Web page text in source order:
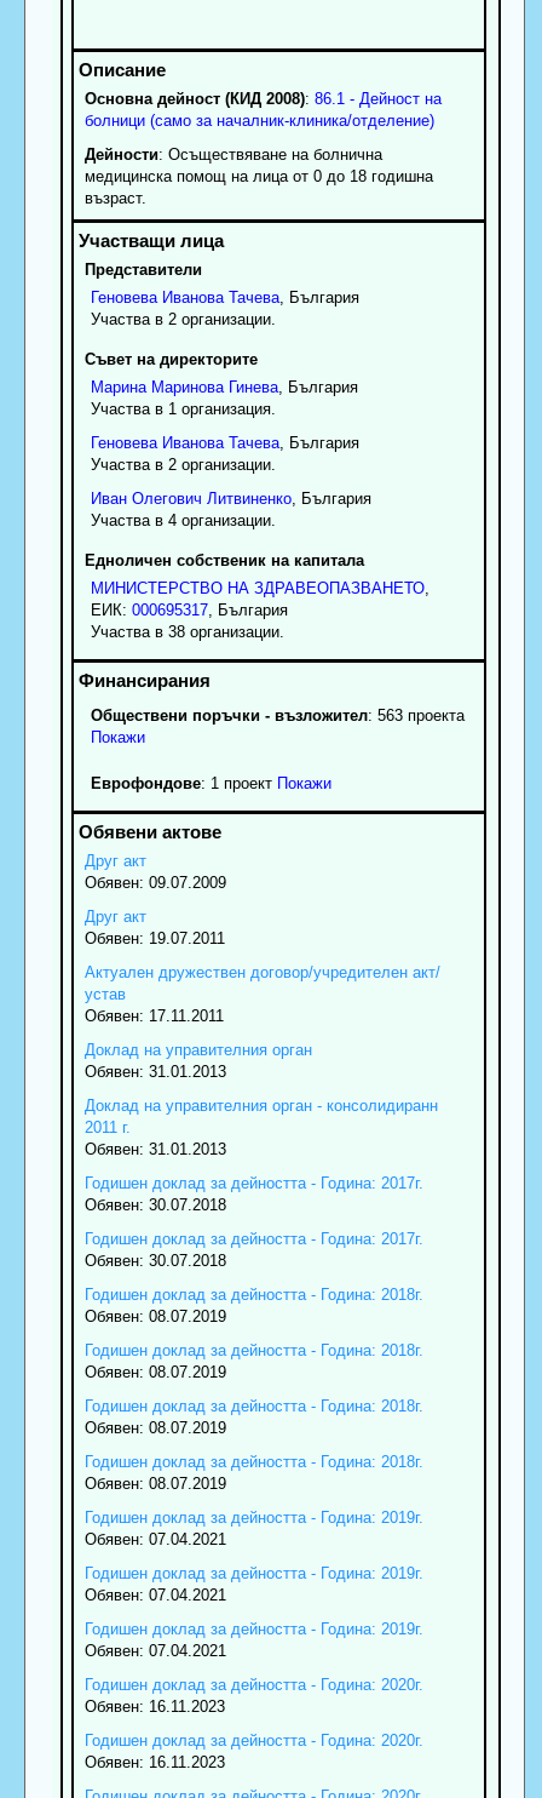
Основна дейност (КИД 2008): 86.1 - Дейност на
болници (само за началник-клиника/отделение)
Дейности: Осъществяване на болнична
медицинска помощ на лица от 0 до 18 годишна
възраст.
Представители
Геновева Иванова Тачева, България
Участва в 2 организации.
Съвет на директорите
Марина Маринова Гинева, България
Участва в 1 организация.
Геновева Иванова Тачева, България
Участва в 2 организации.
Иван Олегович Литвиненко, България
Участва в 4 организации.
Едноличен собственик на капитала
МИНИСТЕРСТВО НА ЗДРАВЕОПАЗВАНЕТО,
ЕИК: 000695317, България
Участва в 38 организации.
Обществени поръчки - възложител: 563 проекта
Покажи
Еврофондове: 1 проект Покажи
Друг акт
Обявен: 09.07.2009
Друг акт
Обявен: 19.07.2011
Актуален дружествен договор/учредителен акт/
устав
Обявен: 17.11.2011
Доклад на управителния орган
Обявен: 31.01.2013
Доклад на управителния орган - консолидиранн
2011 г.
Обявен: 31.01.2013
Годишен доклад за дейността - Година: 2017г.
Обявен: 30.07.2018
Годишен доклад за дейността - Година: 2017г.
Обявен: 30.07.2018
Годишен доклад за дейността - Година: 2018г.
Обявен: 08.07.2019
Годишен доклад за дейността - Година: 2018г.
Обявен: 08.07.2019
Годишен доклад за дейността - Година: 2018г.
Обявен: 08.07.2019
Годишен доклад за дейността - Година: 2018г.
Обявен: 08.07.2019
Годишен доклад за дейността - Година: 2019г.
Обявен: 07.04.2021
Годишен доклад за дейността - Година: 2019г.
Обявен: 07.04.2021
Годишен доклад за дейността - Година: 2019г.
Обявен: 07.04.2021
Годишен доклад за дейността - Година: 2020г.
Обявен: 16.11.2023
Годишен доклад за дейността - Година: 2020г.
Обявен: 16.11.2023